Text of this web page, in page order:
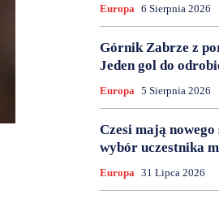
Europa 6 Sierpnia 2026
Górnik Zabrze z
Jeden gol do
Europa 5 Sierpnia 2026
Czesi mają
wybór uczestnika
Europa 31 Lipca 2026